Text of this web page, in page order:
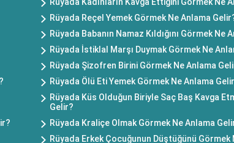
Rüyada Kadınların Kavga Ettiğini Görmek Ne
Rüyada Reçel Yemek Görmek Ne Anlama
Rüyada Babanın Namaz Kıldığını Görmek Ne
Rüyada İstiklal Marşı Duymak Görmek Ne
Rüyada Şizofren Birini Görmek Ne Anlama
Rüyada Ölü Eti Yemek Görmek Ne Anlama
Rüyada Küs Olduğun Biriyle Saç Baş Kavga
Gelir?
Rüyada Kraliçe Olmak Görmek Ne Anlama
Rüyada Erkek Çocuğunun Düştüğünü Görmek